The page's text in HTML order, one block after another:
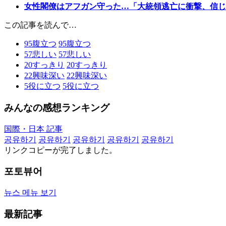
女性閣僚はアフガン守った…「大統領逃亡に衝撃、信
この記事を読んで…
95腹立つ 95腹立つ
57悲しい 57悲しい
20すっきり 20すっきり
22興味深い 22興味深い
5役に立つ 5役に立つ
みんなの感想ランキング
国際・日本 記事
공유하기
공유하기 공유하기 공유하기
공유하기
リンクコピーが完了しました。
포토뷰어
뉴스 메뉴 보기
最新記事